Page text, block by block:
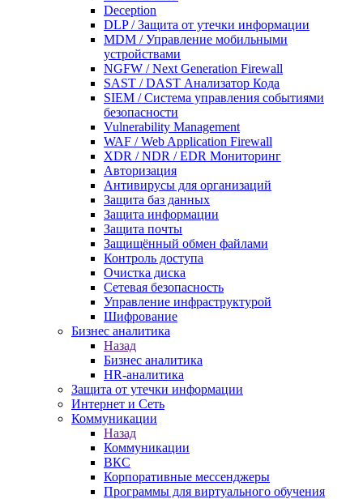
Deception
DLP / Защита от утечки информации
MDM / Управление мобильными
устройствами
NGFW / Next Generation Firewall
SAST / DAST Анализатор Кода
SIEM / Система управления событиями
безопасности
Vulnerability Management
WAF / Web Application Firewall
XDR / NDR / EDR Мониторинг
Авторизация
Антивирусы для организаций
Защита баз данных
Защита информации
Защита почты
Защищённый обмен файлами
Контроль доступа
Очистка диска
Сетевая безопасность
Управление инфраструктурой
Шифрование
Бизнес аналитика
Назад
Бизнес аналитика
HR-аналитика
Защита от утечки информации
Интернет и Сеть
Коммуникации
Назад
Коммуникации
ВКС
Корпоративные мессенджеры
Программы для виртуального обучения